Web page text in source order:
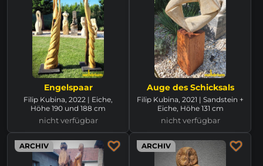
Engelspaar
Filip Kubina, 2022 | Eiche,
Höhe 190 und 188 cm
nicht verfügbar
Auge des Schicksals
Filip Kubina, 2021 | Sandstein +
Eiche, Höhe 131 cm
nicht verfügbar
ARCHIV ARCHIV